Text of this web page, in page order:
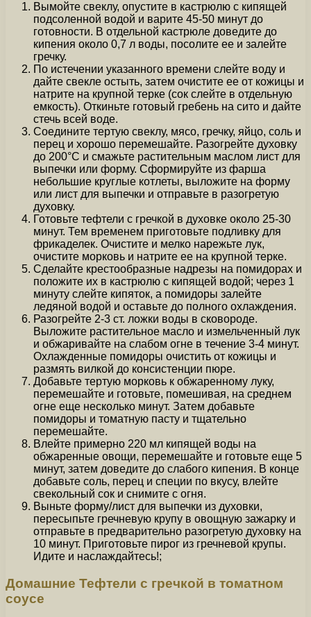
Вымойте свеклу, опустите в кастрюлю с кипящей
подсоленной водой и варите 45-50 минут до
готовности. В отдельной кастрюле доведите до
кипения около 0,7 л воды, посолите ее и залейте
гречку.
По истечении указанного времени слейте воду и
дайте свекле остыть, затем очистите ее от кожицы и
натрите на крупной терке (сок слейте в отдельную
емкость). Откиньте готовый гребень на сито и дайте
стечь всей воде.
Соедините тертую свеклу, мясо, гречку, яйцо, соль и
перец и хорошо перемешайте. Разогрейте духовку
до 200°C и смажьте растительным маслом лист для
выпечки или форму. Сформируйте из фарша
небольшие круглые котлеты, выложите на форму
или лист для выпечки и отправьте в разогретую
духовку.
Готовьте тефтели с гречкой в духовке около 25-30
минут. Тем временем приготовьте подливку для
фрикаделек. Очистите и мелко нарежьте лук,
очистите морковь и натрите ее на крупной терке.
Сделайте крестообразные надрезы на помидорах и
положите их в кастрюлю с кипящей водой; через 1
минуту слейте кипяток, а помидоры залейте
ледяной водой и оставьте до полного охлаждения.
Разогрейте 2-3 ст. ложки воды в сковороде.
Выложите растительное масло и измельченный лук
и обжаривайте на слабом огне в течение 3-4 минут.
Охлажденные помидоры очистить от кожицы и
размять вилкой до консистенции пюре.
Добавьте тертую морковь к обжаренному луку,
перемешайте и готовьте, помешивая, на среднем
огне еще несколько минут. Затем добавьте
помидоры и томатную пасту и тщательно
перемешайте.
Влейте примерно 220 мл кипящей воды на
обжаренные овощи, перемешайте и готовьте еще 5
минут, затем доведите до слабого кипения. В конце
добавьте соль, перец и специи по вкусу, влейте
свекольный сок и снимите с огня.
Выньте форму/лист для выпечки из духовки,
пересыпьте гречневую крупу в овощную зажарку и
отправьте в предварительно разогретую духовку на
10 минут. Приготовьте пирог из гречневой крупы.
Идите и наслаждайтесь!;
Домашние Тефтели с гречкой в томатном
соусе